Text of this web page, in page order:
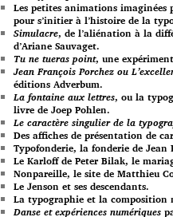
Les petites animations imaginées
pour s’initier à l’histoire de la
Simulacre, de l’aliénation à la
d’Ariane Sauvaget.
Tu ne tueras point, une
Jean François Porchez ou
éditions Adverbum.
La fontaine aux lettres, ou la
livre de Joep Pohlen.
Le caractère singulier de la
Des affiches de présentation de
Typofonderie, la fonderie de Jean
Le Karloff de Peter Bilak, le
Nonpareille, le site de Matthieu
Le Jenson et ses descendants.
La typographie et la composition
Danse et expériences numériques